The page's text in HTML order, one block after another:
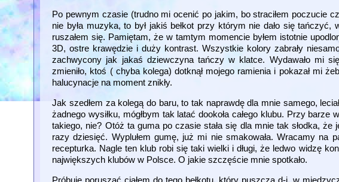
Po pewnym czasie (trudno mi ocenić po jakim, bo straciłem poczucie
nie była muzyka, to był jakiś bełkot przy którym nie dało się
ruszałem się. Pamiętam, że w tamtym momencie byłem istotnie
3D, ostre krawędzie i duży kontrast. Wszystkie kolory zabrały
zachwycony jak jakaś dziewczyna tańczy w klatce. Wydawało mi
zmieniło, ktoś ( chyba kolega) dotknął mojego ramienia i pokazał mi
halucynacje na moment znikły.
Jak szedłem za kolegą do baru, to tak naprawdę dla mnie samego,
żadnego wysiłku, mógłbym tak latać dookoła całego klubu. Przy
takiego, nie? Otóż ta guma po czasie stała się dla mnie tak słodka,
razy dziesięć. Wyplułem gumę, już mi nie smakowała. Wracamy
recepturka. Nagle ten klub robi się taki wielki i długi, że ledwo widzę
największych klubów w Polsce. O jakie szczęście mnie spotkało.